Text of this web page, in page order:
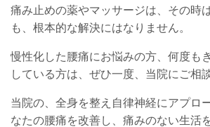
痛み止めの薬やマッサージは、その時
も、根本的な解決にはなりません。
慢性化した腰痛にお悩みの方、何度も
している方は、ぜひ一度、当院にご相
当院の、全身を整え自律神経にアプロ
なたの腰痛を改善し、痛みのない生活